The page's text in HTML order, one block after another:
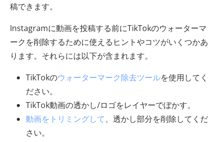
稿できます。
Instagramに動画を投稿する前にTikTokのウォーターマ
ークを削除するために使えるヒントやコツがいくつかあ
ります。それらには以下が含まれます。
TikTokのウォーターマーク除去ツールを使用してく
ださい。
TikTok動画の透かし/ロゴをレイヤーでぼかす。
動画をトリミングして、透かし部分を削除してくだ
さい。